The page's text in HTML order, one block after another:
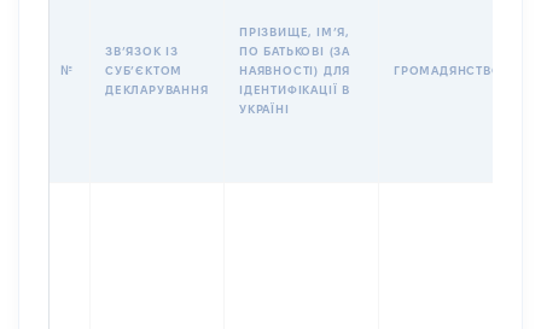
№
ЗВʼЯЗОК ІЗ
СУБʼЄКТОМ
ДЕКЛАРУВАННЯ
ПРІЗВИЩЕ, ІМʼЯ,
ПО БАТЬКОВІ (ЗА
НАЯВНОСТІ) ДЛЯ
ІДЕНТИФІКАЦІЇ В
УКРАЇНІ
ГРОМАДЯНСТВО